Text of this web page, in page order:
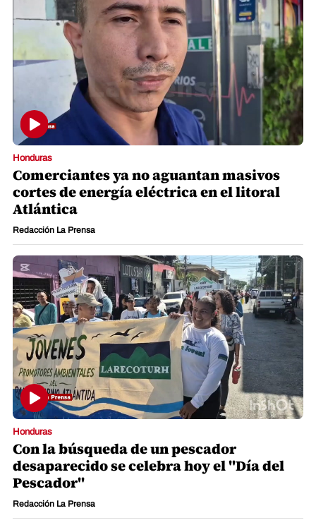
Honduras
Comerciantes ya no aguantan masivos
cortes de energía eléctrica en el litoral
Atlántica
Redacción La Prensa
Honduras
Con la búsqueda de un pescador
desaparecido se celebra hoy el "Día del
Pescador"
Redacción La Prensa